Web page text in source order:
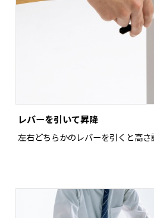
レバーを引いて昇降
左右どちらかのレバーを引くと高さ